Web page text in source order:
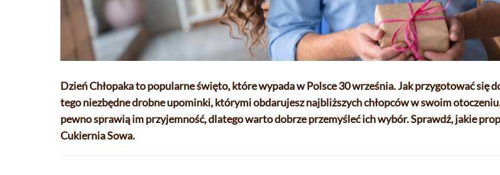
Dzień Chłopaka to popularne święto, które wypada w Polsce 30 września. Jak przygotować się
tego niezbędne drobne upominki, którymi obdarujesz najbliższych chłopców w swoim
pewno sprawią im przyjemność, dlatego warto dobrze przemyśleć ich wybór. Sprawdź, jakie
Cukiernia Sowa.